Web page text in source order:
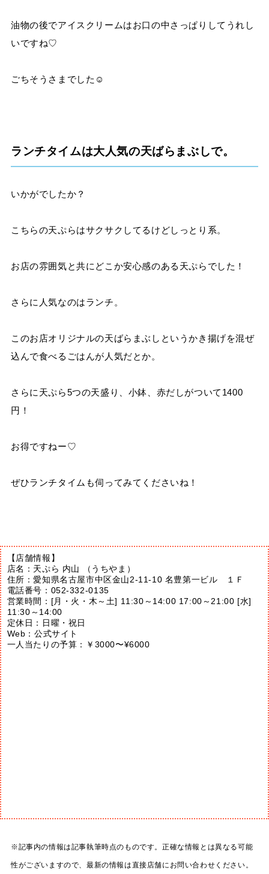
油物の後でアイスクリームはお口の中さっぱりしてうれし
いですね♡
ごちそうさまでした☺︎
ランチタイムは大人気の天ばらまぶしで。
いかがでしたか？
こちらの天ぷらはサクサクしてるけどしっとり系。
お店の雰囲気と共にどこか安心感のある天ぷらでした！
さらに人気なのはランチ。
このお店オリジナルの天ばらまぶしというかき揚げを混ぜ
込んで食べるごはんが人気だとか。
さらに天ぷら5つの天盛り、小鉢、赤だしがついて1400
円！
お得ですねー♡
ぜひランチタイムも伺ってみてくださいね！
【店舗情報】
店名：天ぷら 内山 （うちやま）
住所：愛知県名古屋市中区金山2-11-10 名豊第一ビル １Ｆ
電話番号：052-332-0135
営業時間：[月・火・木～土] 11:30～14:00 17:00～21:00 [水]
11:30～14:00
定休日：日曜・祝日
Web： 公式サイト
一人当たりの予算：￥3000〜¥6000
※記事内の情報は記事執筆時点のものです。正確な情報とは異なる可能
性がございますので、最新の情報は直接店舗にお問い合わせください。